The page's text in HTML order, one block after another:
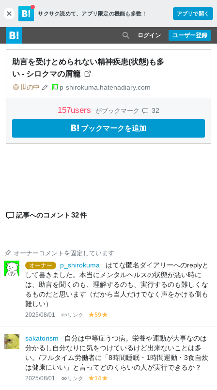
c
l
o
s
e
サクサク読めて、 アプリ限定の機能も多数！ アプリで開く
ユーザー登録
ログイン
助言を受けとめられない精神疾患(状態)も多
い - シロクマの屑籠
世の中 p-shirokuma.hatenadiary.com
157users がブックマーク 32
ブックマークを追加
記事へのコメント 32件
オーナーコメントを固定しています
オーナー
p_shirokuma
はてな匿名ダイアリーへのreplyと
して書きました。本当にメンタルヘルスの状態が悪い時に
は、助言を聞くのも、理解するのも、実行するのも難しくな
るものだと思います（だから当人だけでなく声をかける側も
難しい）
2025/08/01 リンク
y
lo
w
59
lo
w
sakatorism
自分は中等症うつ病。栄養や運動が大事なのは
分かるし自分なりに気をつけているけど出来ないことは多
い。/フルタイム労働者に「8時間睡眠・1時間運動・3食自炊
は健康にいい」と言ってどのくらいの人が実行できるか？
2025/08/01 リンク
y
14